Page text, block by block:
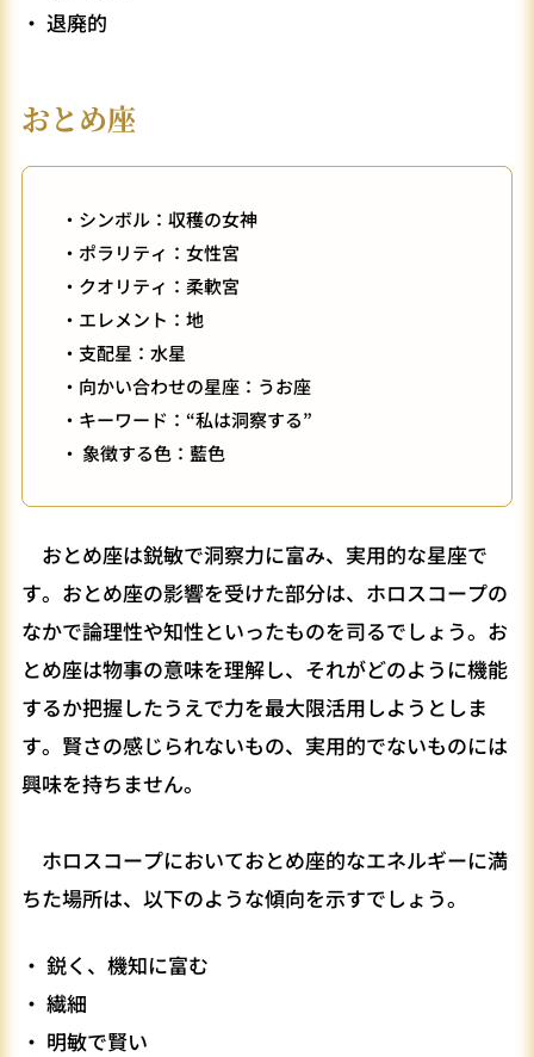
・ 退廃的
おとめ座
・シンボル：収穫の女神
・ポラリティ：女性宮
・クオリティ：柔軟宮
・エレメント：地
・支配星：水星
・向かい合わせの星座：うお座
・キーワード：“私は洞察する”
・ 象徴する色：藍色
おとめ座は鋭敏で洞察力に富み、実用的な星座で
す。おとめ座の影響を受けた部分は、ホロスコープの
なかで論理性や知性といったものを司るでしょう。お
とめ座は物事の意味を理解し、それがどのように機能
するか把握したうえで力を最大限活用しようとしま
す。賢さの感じられないもの、実用的でないものには
興味を持ちません。
ホロスコープにおいておとめ座的なエネルギーに満
ちた場所は、以下のような傾向を示すでしょう。
・ 鋭く、機知に富む
・ 繊細
・ 明敏で賢い